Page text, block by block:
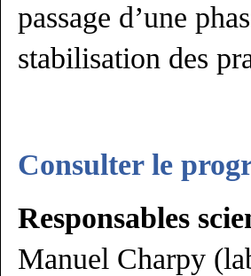
passage d’une
stabilisation des
Consulter le
Responsables
Manuel Charpy